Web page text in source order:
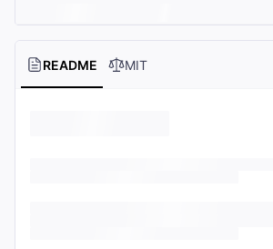
README MIT